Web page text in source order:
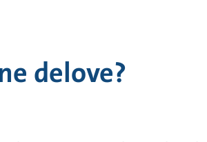
delove?